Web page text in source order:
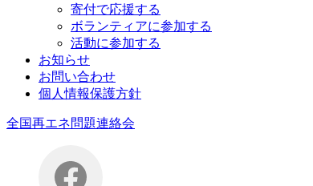
寄付で応援する
ボランティアに参加する
活動に参加する
お知らせ
お問い合わせ
個人情報保護方針
全国再エネ問題連絡会